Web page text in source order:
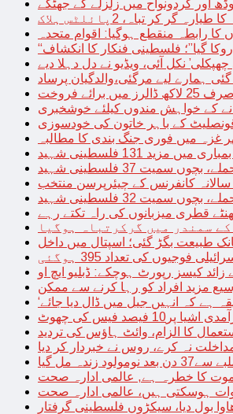
اور گردونواح میں زلزلے کے جھٹکے
گر کر تباہ، 2پائلٹس ہلاک
رابطہ منقطع ہوگیا: اقوام متحدہ
گیا”؛ فلسطینی فنکار کا انکشاف
نکل آئی، ویڈیو نے دل دہلا دیے
ہمارے لیے مرگئی،والدگیان پرساد
فروخت
کے خواہش مندوں کیلئے خوشخبری
قونصلیٹ کے باہر خاتون کی خودسوزی
غزہ میں فوری جنگ بندی کا مطالبہ
مزید 131 فلسطینی شہید
37 فلسطینی شہید
کانفرنس کے چیئرپرسن منتخب
32 فلسطینی شہید
قطری میزبانوں کی راہ تکتے رہے
سمندر میں گرکرتباہ ہوگیا
فوجیوں کی تعداد 395 ہوگئی
کیسز رپورٹ ہوچکے: ڈبلیو ایچ او
مزید افراد کو رہا کرنے سے ممکن
فیصد فیس کی چھوٹ
کا الزام، وائٹ ہاؤس کی تردید
مداخلت نہ کرے، روس نے خبردار کر دیا
مل گیا
موت کا خطرہ ہے, عالمی ادارہ صحت
ہوسکتی ہیں، عالمی ادارہ صحت
بول دیا، سیکڑوں فلسطینی گرفتار